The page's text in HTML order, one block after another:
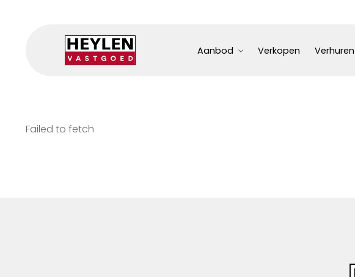
Aanbod Verkopen Verhuren
Failed to fetch